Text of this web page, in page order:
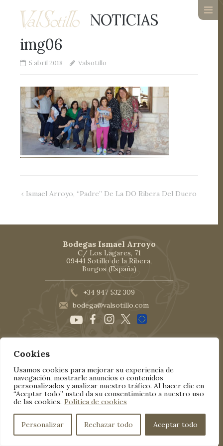
Cookies
Usamos cookies para mejorar su experiencia de
navegación, mostrarle anuncios o contenidos
personalizados y analizar nuestro tráfico. Al hacer clic en
“Aceptar todo” usted da su consentimiento a nuestro uso
de las cookies. Política de cookies
Personalizar Rechazar todo Aceptar todo
NOTICIAS
img06
5 abril 2018 Valsotillo
Navegación
entradas
Ismael Arroyo, “padre” De La DO Ribera Del Duero
Bodegas Ismael Arroyo
C/ Los Lagares, 71
09441 Sotillo de la Ribera,
Burgos (España)
+34 947 532 309
bodega@valsotillo.com